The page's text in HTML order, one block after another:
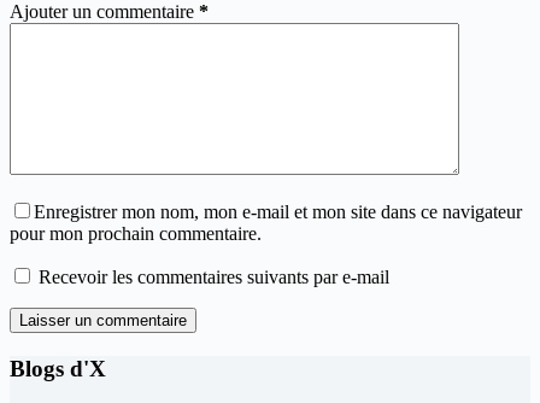
Ajouter un commentaire *
Enregistrer mon nom, mon e-mail et mon site dans ce navigateur
pour mon prochain commentaire.
Recevoir les commentaires suivants par e-mail
Laisser un commentaire
Blogs d'X